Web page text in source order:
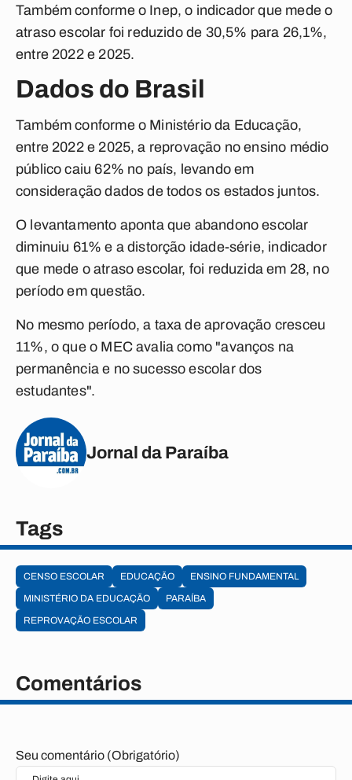
Também conforme o Inep, o indicador que mede o
atraso escolar foi reduzido de 30,5% para 26,1%,
entre 2022 e 2025.
Dados do Brasil
Também conforme o Ministério da Educação,
entre 2022 e 2025, a reprovação no ensino médio
público caiu 62% no país, levando em
consideração dados de todos os estados juntos.
O levantamento aponta que abandono escolar
diminuiu 61% e a distorção idade-série, indicador
que mede o atraso escolar, foi reduzida em 28, no
período em questão.
No mesmo período, a taxa de aprovação cresceu
11%, o que o MEC avalia como "avanços na
permanência e no sucesso escolar dos
estudantes".
Jornal da Paraíba
Tags
CENSO ESCOLAR EDUCAÇÃO
ENSINO FUNDAMENTAL
MINISTÉRIO DA EDUCAÇÃO
PARAÍBA
REPROVAÇÃO ESCOLAR
Comentários
Seu comentário (Obrigatório)